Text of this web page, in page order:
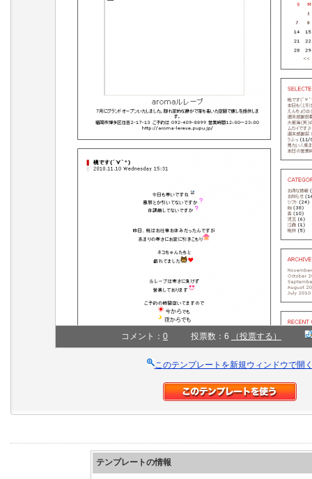
コメント： 0 投票数：6 （投票する）
このテンプレートを新規ウィンドウで開
テンプレートの情報